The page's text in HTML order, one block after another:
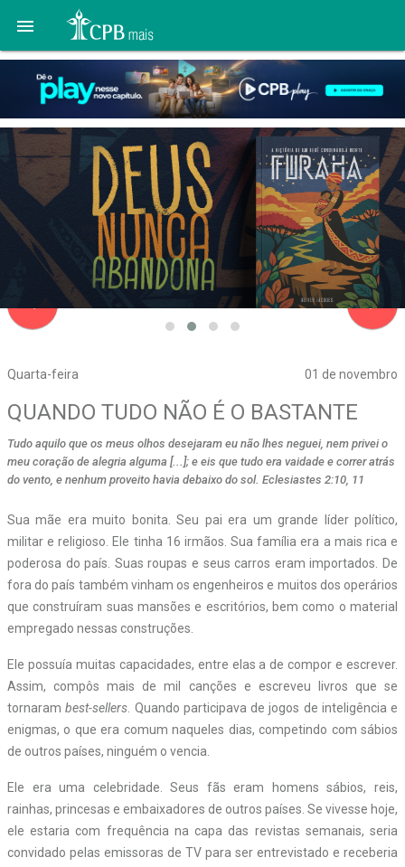

Quarta-feira 01 de novembro
navigate_before
QUANDO TUDO NÃO É O BASTANTE
Tudo aquilo que os meus olhos desejaram eu não lhes neguei, nem privei o
meu coração de alegria alguma [...]; e eis que tudo era vaidade e correr atrás
do vento, e nenhum proveito havia debaixo do sol. Eclesiastes 2:10, 11
Sua mãe era muito bonita. Seu pai era um grande líder político,
militar e religioso. Ele tinha 16 irmãos. Sua família era a mais rica e
poderosa do país. Suas roupas e seus carros eram importados. De
fora do país também vinham os engenheiros e muitos dos operários
que construíram suas mansões e escritórios, bem como o material
empregado nessas construções.
Ele possuía muitas capacidades, entre elas a de compor e escrever.
Assim, compôs mais de mil canções e escreveu livros que se
tornarambest-sellers . Quando participava de jogos de inteligência e
enigmas, o que era comum naqueles dias, competindo com sábios
de outros países, ninguém o vencia.
Ele era uma celebridade. Seus fãs eram homens sábios, reis,
rainhas, princesas e embaixadores de outros países. Se vivesse hoje,
ele estaria com frequência na capa das revistas semanais, seria
convidado pelas emissoras de TV para ser entrevistado e receberia
navigate_next